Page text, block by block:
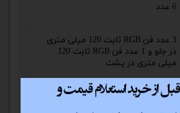
6 عدد
3 عدد فن RGB ثابت 120 میلی متری
در جلو و 1 عدد فن RGB ثابت 120
میلی متری در پشت
3 عدد 120 میلی متری یا 2 عدد 140